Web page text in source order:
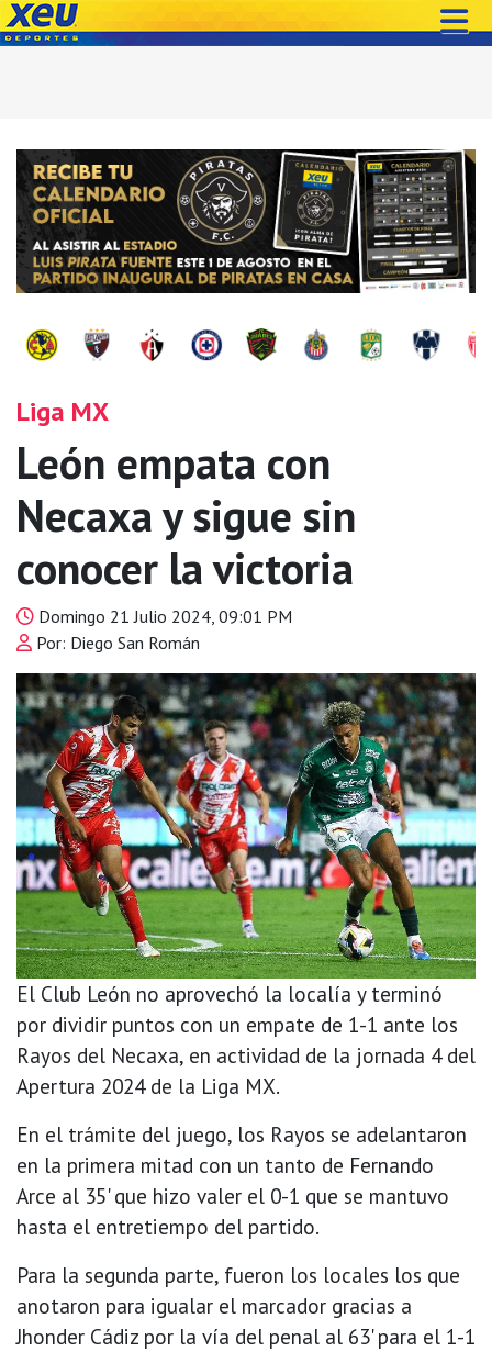
Liga MX
León empata con
Necaxa y sigue sin
conocer la victoria
Domingo 21 Julio 2024, 09:01 PM
Por: Diego San Román
El Club León no aprovechó la localía y terminó
por dividir puntos con un empate de 1-1 ante los
Rayos del Necaxa, en actividad de la jornada 4 del
Apertura 2024 de la Liga MX.
En el trámite del juego, los Rayos se adelantaron
en la primera mitad con un tanto de Fernando
Arce al 35' que hizo valer el 0-1 que se mantuvo
hasta el entretiempo del partido.
Para la segunda parte, fueron los locales los que
anotaron para igualar el marcador gracias a
Jhonder Cádiz por la vía del penal al 63' para el 1-1